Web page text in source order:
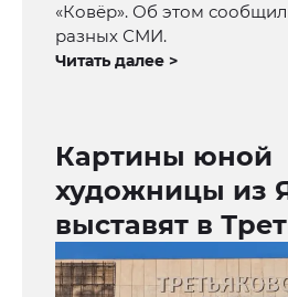
«Ковёр». Об этом
разных СМИ.
Читать далее >
Картины юной
художницы из
выставят в